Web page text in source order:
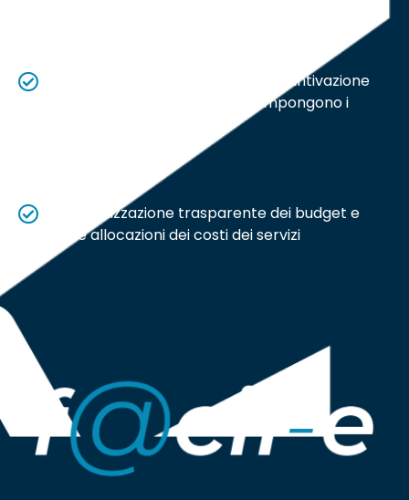
La pianificazione, gestione e consuntivazione
real time delle attività che compongono i
La visualizzazione trasparente dei budget e
delle allocazioni dei costi dei servizi